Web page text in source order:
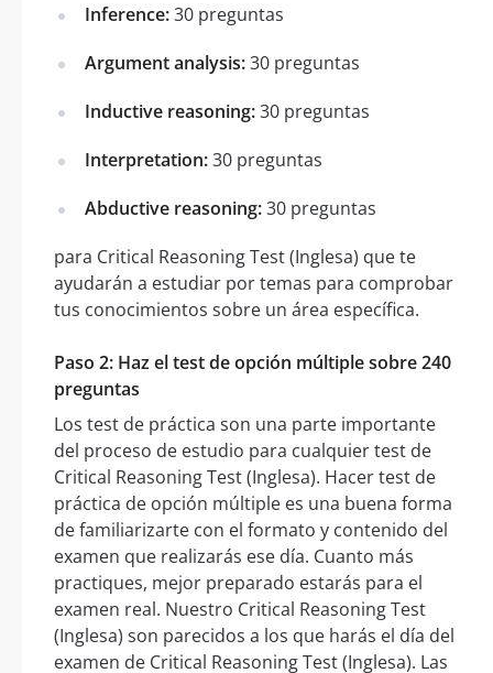
Inference:30 preguntas
Argument analysis:30 preguntas
Inductive reasoning:30 preguntas
Interpretation:30 preguntas
Abductive reasoning:30 preguntas
para Critical Reasoning Test (Inglesa) que te
ayudarán a estudiar por temas para comprobar
tus conocimientos sobre un área específica.
Paso 2: Haz el test de opción múltiple sobre 240
preguntas
Los test de práctica son una parte importante
del proceso de estudio para cualquier test de
Critical Reasoning Test (Inglesa). Hacer test de
práctica de opción múltiple es una buena forma
de familiarizarte con el formato y contenido del
examen que realizarás ese día. Cuanto más
practiques, mejor preparado estarás para el
examen real. Nuestro Critical Reasoning Test
(Inglesa) son parecidos a los que harás el día del
examen de Critical Reasoning Test (Inglesa). Las